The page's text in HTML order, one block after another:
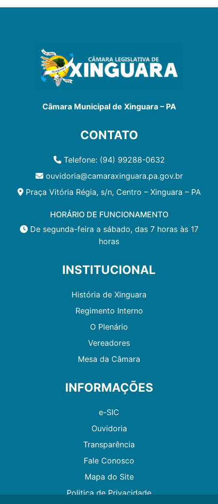
Câmara Municipal de Xinguara – PA
CONTATO
Telefone: (94) 99288-0632
ouvidoria@camaraxinguara.pa.gov.br
Praça Vitória Régia, s/n, Centro – Xinguara – PA
HORÁRIO DE FUNCIONAMENTO
De segunda-feira a sábado, das 7 horas às 17
horas
INSTITUCIONAL
História de Xinguara
Regimento Interno
O Plenário
Vereadores
Mesa da Câmara
INFORMAÇÕES
e-SIC
Ouvidoria
Transparência
Fale Conosco
Mapa do Site
Politica de Privacidade